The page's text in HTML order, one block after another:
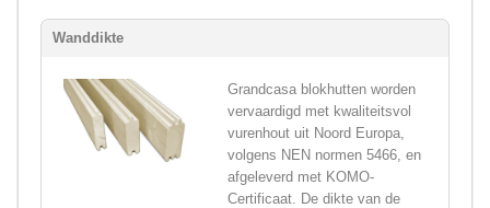
Wanddikte
Grandcasa blokhutten worden
vervaardigd met kwaliteitsvol
vurenhout uit Noord Europa,
volgens NEN normen 5466, en
afgeleverd met KOMO-
Certificaat. De dikte van de